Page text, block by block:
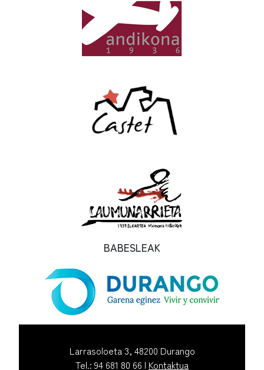
BABESLEAK
Larrasoloeta 3, 48200 Durango
Tel.: 94 681 80 66 | Kontaktua